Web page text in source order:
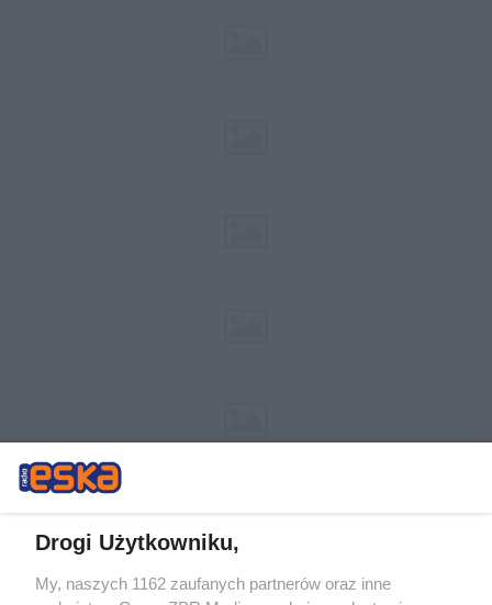
Drogi Użytkowniku,
My, naszych 1162 zaufanych partnerów oraz inne